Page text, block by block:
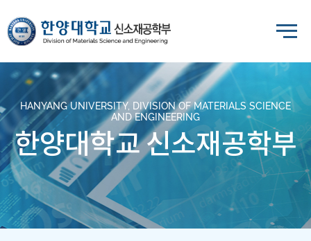
HANYANG UNIVERSITY, DIVISION OF MATERIALS SCIENCE
AND ENGINEERING
한양대학교 신소재공학부